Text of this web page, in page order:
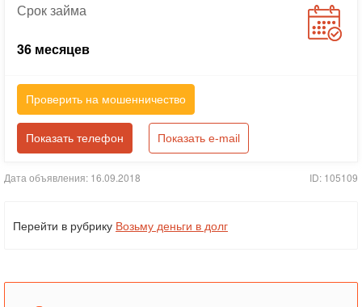
Срокзайма
36 месяцев
Проверить на мошенничество
Показать телефон Показать e-mail
Дата объявления: 16.09.2018 ID: 105109
Перейти в рубрику Возьму деньги в долг